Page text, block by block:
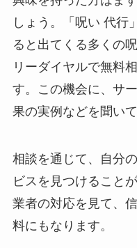
しょう。「呪い 代行
ると出てくる多くの
リーダイヤルで無料
す。この機会に、サ
果の実例などを聞い
相談を通じて、自分
ビスを見つけること
業者の対応を見て、
料にもなります。